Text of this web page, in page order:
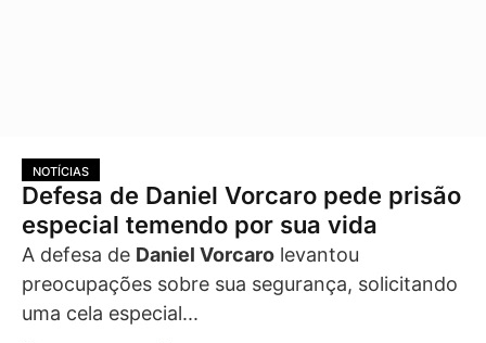
NOTÍCIAS
Defesa de Daniel Vorcaro pede prisão
especial temendo por sua vida
A defesa de Daniel Vorcaro levantou
preocupações sobre sua segurança, solicitando
uma cela especial...